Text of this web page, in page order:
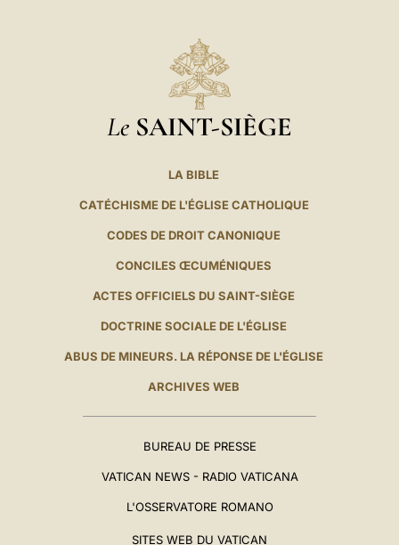
Le SAINT-SIÈGE
LA BIBLE
CATÉCHISME DE L'ÉGLISE CATHOLIQUE
CODES DE DROIT CANONIQUE
CONCILES ŒCUMÉNIQUES
ACTES OFFICIELS DU SAINT-SIÈGE
DOCTRINE SOCIALE DE L'ÉGLISE
ABUS DE MINEURS. LA RÉPONSE DE L'ÉGLISE
ARCHIVES WEB
BUREAU DE PRESSE
VATICAN NEWS - RADIO VATICANA
L'OSSERVATORE ROMANO
SITES WEB DU VATICAN